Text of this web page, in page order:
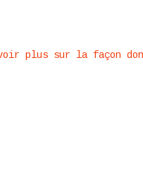
plus sur la façon